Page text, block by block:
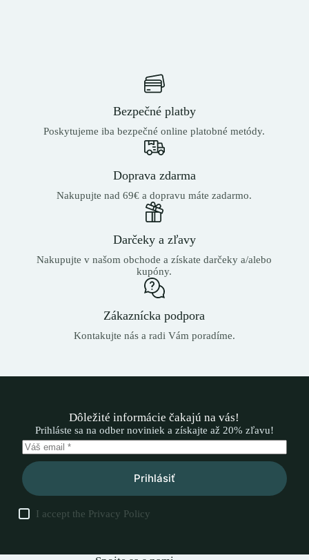
Bezpečné platby
Poskytujeme iba bezpečné online platobné metódy.
Doprava zdarma
Nakupujte nad 69€ a dopravu máte zadarmo.
Darčeky a zľavy
Nakupujte v našom obchode a získate darčeky a/alebo
kupóny.
Zákaznícka podpora
Kontakujte nás a radi Vám poradíme.
Dôležité informácie čakajú na vás!
Prihláste sa na odber noviniek a získajte až 20% zľavu!
Prihlásiť
I accept the Privacy Policy